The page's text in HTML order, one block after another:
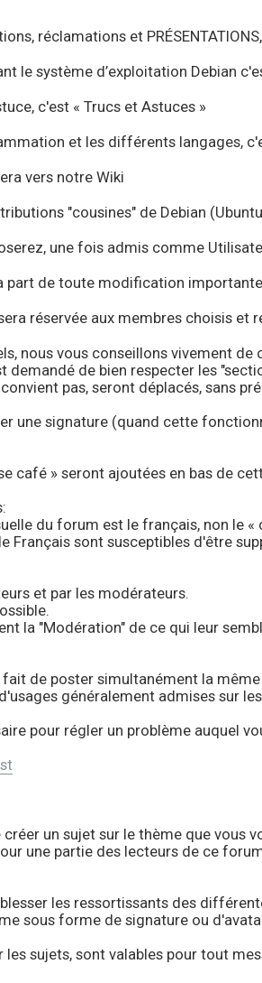
réclamations et
le système d’exploitation Debian
c'est « Trucs et Astuces »
et les différents langages,
vers notre Wiki
"cousines" de Debian
une fois admis comme
part de toute modification importante
réservée aux membres choisis et
nous vous conseillons vivement
demandé de bien respecter les
pas, seront déplacés, sans
une signature (quand cette
café » seront ajoutées en bas de
du forum est le français, non le «
Français sont susceptibles d'être
et par les modérateurs.
la "Modération" de ce qui leur
de poster simultanément la
généralement admises sur
pour régler un problème auquel
un sujet sur le thème que vous
une partie des lecteurs de ce
les ressortissants des
sous forme de signature ou
sujets, sont valables pour tout